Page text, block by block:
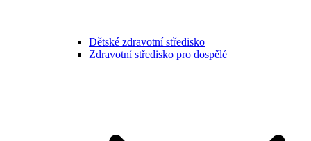
Dětské zdravotní středisko
Zdravotní středisko pro dospělé